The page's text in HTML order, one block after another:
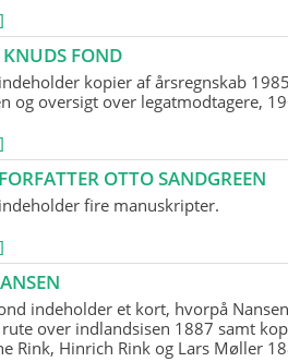
KNUDS FOND
kopier af årsregnskab
og oversigt over legatmodtagere,
OTTO SANDGREEN
fire manuskripter.
indeholder et kort, hvorpå
over indlandsisen 1887 samt
Rink, Hinrich Rink og Lars Møller